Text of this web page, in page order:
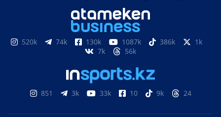
520k 74k 130k 1087k 386k
1k
7k
56k
851 3k 33k 10 9k 24